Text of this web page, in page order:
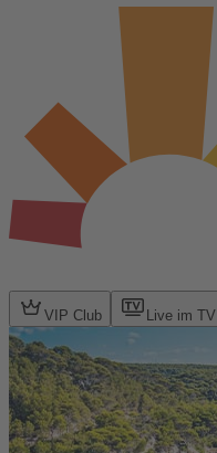
VIP Club Live im TV